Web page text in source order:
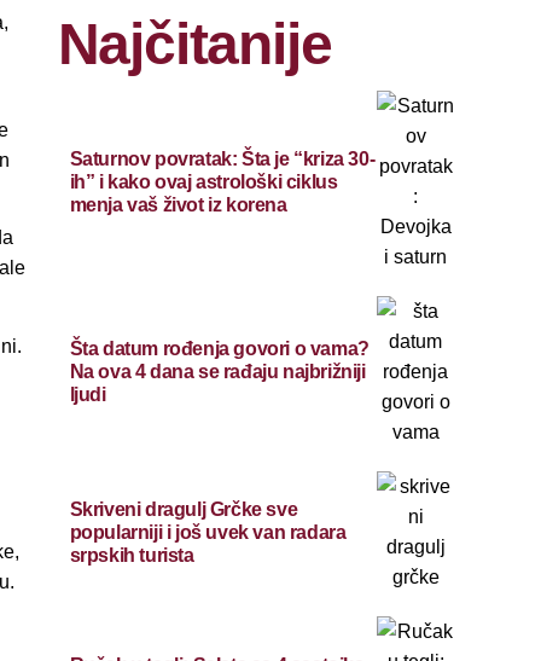
Najčitanije
Saturnov povratak: Šta je “kriza 30-
ih” i kako ovaj astrološki ciklus
menja vaš život iz korena
Šta datum rođenja govori o vama?
Na ova 4 dana se rađaju najbrižniji
ljudi
Skriveni dragulj Grčke sve
popularniji i još uvek van radara
srpskih turista